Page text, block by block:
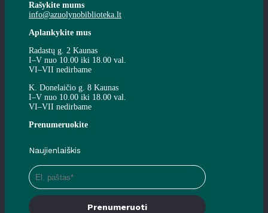
Rašykite mums
info@azuolynobiblioteka.lt
Aplankykite mus
Radastų g. 2 Kaunas
I–V nuo 10.00 iki 18.00 val.
VI–VII nedirbame
K. Donelaičio g. 8 Kaunas
I–V nuo 10.00 iki 18.00 val.
VI–VII nedirbame
Prenumeruokite
Naujienlaiškis
Prenumeruoti